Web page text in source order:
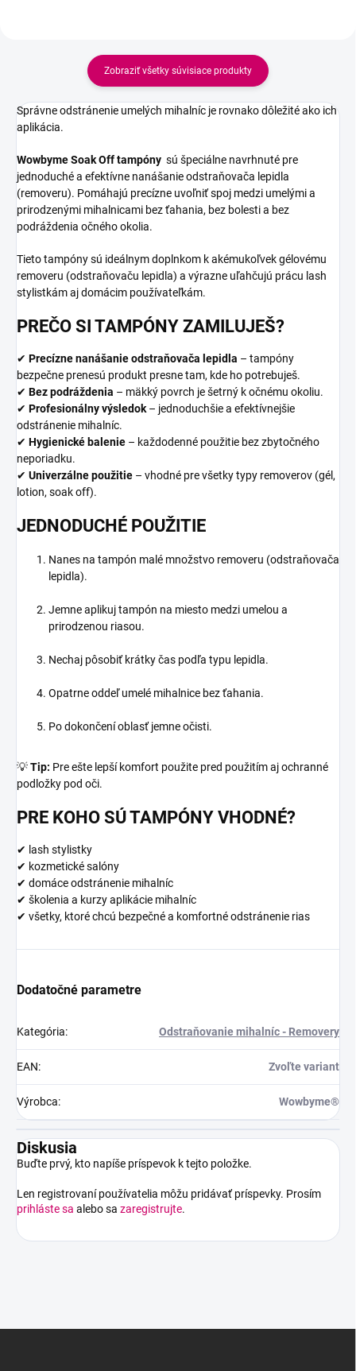
Zobraziť všetky súvisiace produkty
Správne odstránenie umelých mihalníc je rovnako dôležité ako ich
aplikácia.
Wowbyme Soak Off tampóny sú špeciálne navrhnuté pre
jednoduché a efektívne nanášanie odstraňovača lepidla
(removeru). Pomáhajú precízne uvoľniť spoj medzi umelými a
prirodzenými mihalnicami bez ťahania, bez bolesti a bez
podráždenia očného okolia.
Tieto tampóny sú ideálnym doplnkom k akémukoľvek gélovému
removeru (odstraňovaču lepidla) a výrazne uľahčujú prácu lash
stylistkám aj domácim používateľkám.
PREČO SI TAMPÓNY ZAMILUJEŠ?
✔ Precízne nanášanie odstraňovača lepidla – tampóny
bezpečne prenesú produkt presne tam, kde ho potrebuješ.
✔ Bez podráždenia – mäkký povrch je šetrný k očnému okoliu.
✔ Profesionálny výsledok– jednoduchšie a efektívnejšie
odstránenie mihalníc.
✔ Hygienické balenie – každodenné použitie bez zbytočného
neporiadku.
✔ Univerzálne použitie – vhodné pre všetky typy removerov (gél,
lotion, soak off).
JEDNODUCHÉ POUŽITIE
Nanes na tampón malé množstvo removeru (odstraňovača
lepidla).
Jemne aplikuj tampón na miesto medzi umelou a
prirodzenou riasou.
Nechaj pôsobiť krátky čas podľa typu lepidla.
Opatrne oddeľ umelé mihalnice bez ťahania.
Po dokončení oblasť jemne očisti.
💡Tip: Pre ešte lepší komfort použite pred použitím aj ochranné
podložky pod oči.
PRE KOHO SÚ TAMPÓNY VHODNÉ?
✔ lash stylistky
✔ kozmetické salóny
✔ domáce odstránenie mihalníc
✔ školenia a kurzy aplikácie mihalníc
✔ všetky, ktoré chcú bezpečné a komfortné odstránenie rias
Dodatočné parametre
Kategória: Odstraňovanie mihalníc - Removery
EAN: Zvoľte variant
Výrobca: Wowbyme®
Diskusia
Buďte prvý, kto napíše príspevok k tejto položke.
Len registrovaní používatelia môžu pridávať príspevky. Prosím
prihláste sa alebo sa zaregistrujte.